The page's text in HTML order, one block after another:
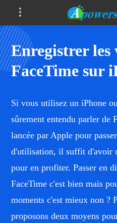
Enregistrer les
FaceTime sur
Si vous utilisez un iPhone
sûrement entendu parler de
lancée par Apple pour
d'utilisation, il suffit d'avoir
pour en profiter. Passer en
FaceTime c'est bien mais
moments c'est mieux non ?
proposons deux moyens